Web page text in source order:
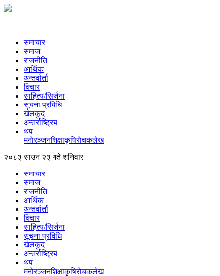
समाचार
समाज
राजनीति
आर्थिक
अन्तर्वार्ता
विचार
साहित्य/सिर्जना
सूचना प्रविधि
खेलकुद
अन्तर्राष्ट्रिय
थप
मनोरञ्‍जनशिक्षाकृषिरोचकलेख
२०८३ साउन २३ गते शनिवार
समाचार
समाज
राजनीति
आर्थिक
अन्तर्वार्ता
विचार
साहित्य/सिर्जना
सूचना प्रविधि
खेलकुद
अन्तर्राष्ट्रिय
थप
मनोरञ्‍जनशिक्षाकृषिरोचकलेख